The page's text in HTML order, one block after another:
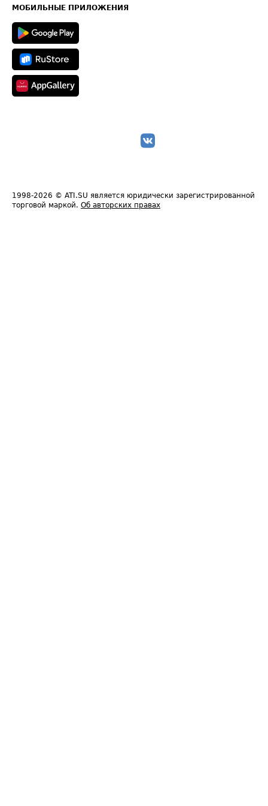
Техническая информация
МОБИЛЬНЫЕ ПРИЛОЖЕНИЯ
1998-2026 © ATI.SU является юридически зарегистрированной
торговой маркой. Об авторских правах